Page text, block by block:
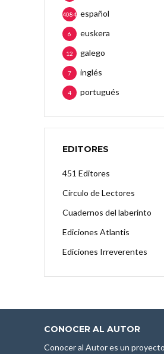
español
4084
euskera
6
galego
12
inglés
7
portugués
4
EDITORES
451 Editores
Círculo de Lectores
Cuadernos del laberinto
Ediciones Atlantis
Ediciones Irreverentes
CONOCER AL AUTOR
Conocer al Autor es un